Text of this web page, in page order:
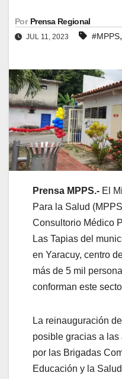
Por Prensa Regional
JUL 11, 2023 #MPPS,
Prensa MPPS.- El
Para la Salud
Consultorio Médico
Las Tapias del
en Yaracuy, centro
más de 5 mil
conforman este
La reinauguración
posible gracias a
por las Brigadas
Educación y la